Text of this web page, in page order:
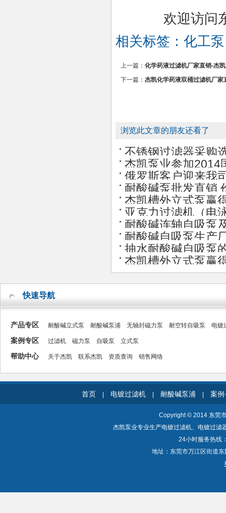
欢迎访问
相关标签： 化工
上一篇： 化学药液过滤机厂家直销-杰
下一篇： 杰凯化学药液双桶过滤机厂家
浏览此文章的朋友还看了
不锈钢过滤器采购
杰凯泵业参加2014
俄罗斯客户迎来我
耐酸碱泵批发直销
杰凯槽外立式泵赢
亚克力过滤机（电
耐酸碱连轴自吸泵
耐酸碱自吸泵生产
抽水耐酸碱自吸泵
杰凯槽外立式泵赢
快速导航
产品专区 耐酸碱立式泵 耐酸碱泵浦 无轴封磁力泵 耐空转自吸泵 电镀
案例专区 过滤机 磁力泵 自吸泵 立式泵
帮助中心 关于杰凯 联系杰凯 资质查询 销售网络
首页 电镀过滤机 耐酸碱泵浦 案例
Copyright © 2014 东莞
杰凯泵业专业生产电镀过滤机、电镀过滤
24小时服务热线
地址：东莞市万江区街道